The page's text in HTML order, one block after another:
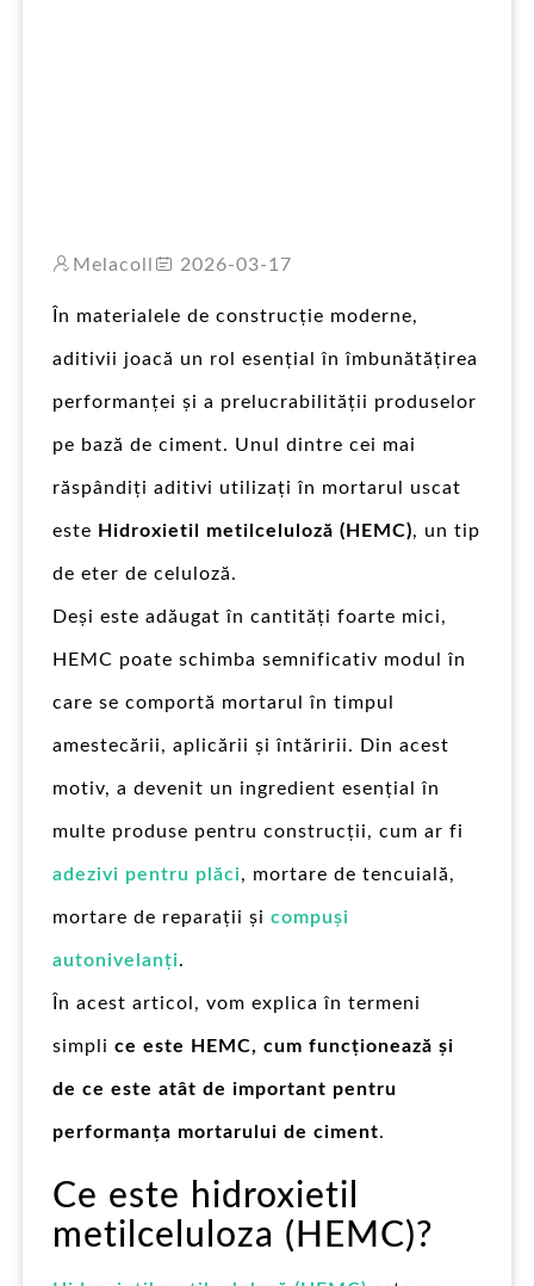
Melacoll 2026-03-17
În materialele de construcție moderne,
aditivii joacă un rol esențial în îmbunătățirea
performanței și a prelucrabilității produselor
pe bază de ciment. Unul dintre cei mai
răspândiți aditivi utilizați în mortarul uscat
este Hidroxietil metilceluloză (HEMC), un tip
de eter de celuloză.
Deși este adăugat în cantități foarte mici,
HEMC poate schimba semnificativ modul în
care se comportă mortarul în timpul
amestecării, aplicării și întăririi. Din acest
motiv, a devenit un ingredient esențial în
multe produse pentru construcții, cum ar fi
adezivi pentru plăci, mortare de tencuială,
mortare de reparații și compuși
autonivelanți.
În acest articol, vom explica în termeni
simpli ce este HEMC, cum funcționează și
de ce este atât de important pentru
performanța mortarului de ciment.
Ce este hidroxietil
metilceluloza (HEMC)?